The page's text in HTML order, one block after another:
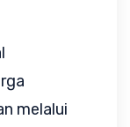
melalui